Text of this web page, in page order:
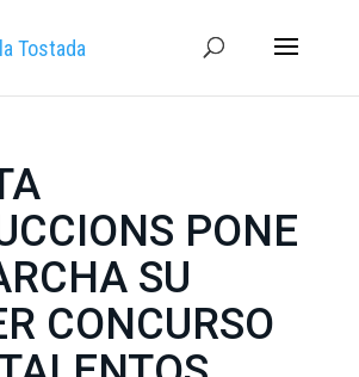
PONE
SU
CONCURSO